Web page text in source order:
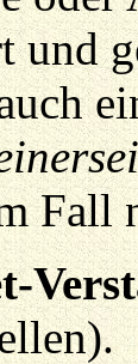
und
Fall